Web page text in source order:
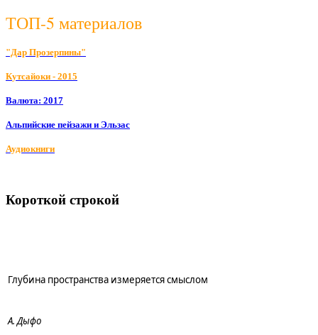
ТОП-5 материалов
"Дар Прозерпины"
Кутсайоки - 2015
Валюта: 2017
Альпийские пейзажи и Эльзас
Аудиокниги
Короткой строкой
Глубина пространства измеряется смыслом
А. Дыфо